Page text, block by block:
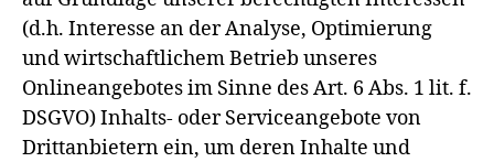
(d.h. Interesse an der Analyse, Optimierung
und wirtschaftlichem Betrieb unseres
Onlineangebotes im Sinne des Art. 6 Abs. 1 lit. f.
DSGVO) Inhalts- oder Serviceangebote von
Drittanbietern ein, um deren Inhalte und